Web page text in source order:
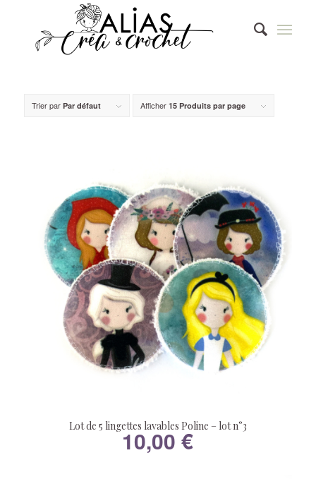
Trier par Par défaut Afficher 15 Produits par page
Lot de 5 lingettes lavables Poline – lot n°3
10,00€